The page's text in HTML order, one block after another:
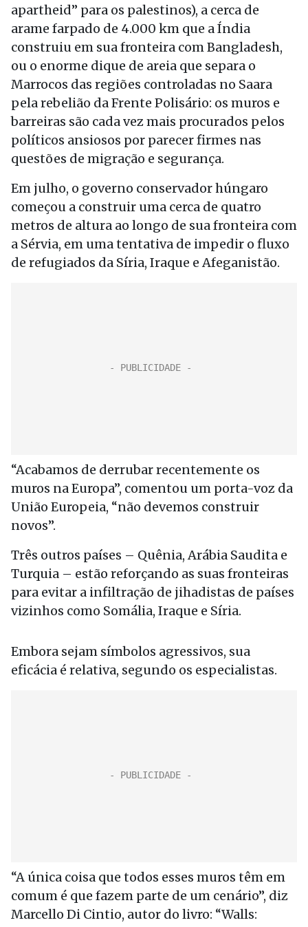
apartheid” para os palestinos), a cerca de
arame farpado de 4.000 km que a Índia
construiu em sua fronteira com Bangladesh,
ou o enorme dique de areia que separa o
Marrocos das regiões controladas no Saara
pela rebelião da Frente Polisário: os muros e
barreiras são cada vez mais procurados pelos
políticos ansiosos por parecer firmes nas
questões de migração e segurança.
Em julho, o governo conservador húngaro
começou a construir uma cerca de quatro
metros de altura ao longo de sua fronteira com
a Sérvia, em uma tentativa de impedir o fluxo
de refugiados da Síria, Iraque e Afeganistão.
“Acabamos de derrubar recentemente os
muros na Europa”, comentou um porta-voz da
União Europeia, “não devemos construir
novos”.
Três outros países – Quênia, Arábia Saudita e
Turquia – estão reforçando as suas fronteiras
para evitar a infiltração de jihadistas de países
vizinhos como Somália, Iraque e Síria.
Embora sejam símbolos agressivos, sua
eficácia é relativa, segundo os especialistas.
“A única coisa que todos esses muros têm em
comum é que fazem parte de um cenário”, diz
Marcello Di Cintio, autor do livro: “Walls: